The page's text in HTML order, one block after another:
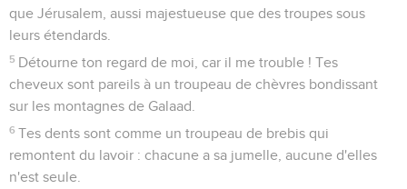
que Jérusalem, aussi majestueuse que des troupes sous
leurs étendards.
5 Détourne ton regard de moi, car il me trouble ! Tes
cheveux sont pareils à un troupeau de chèvres bondissant
sur les montagnes de Galaad.
6 Tes dents sont comme un troupeau de brebis qui
remontent du lavoir : chacune a sa jumelle, aucune d'elles
n'est seule.